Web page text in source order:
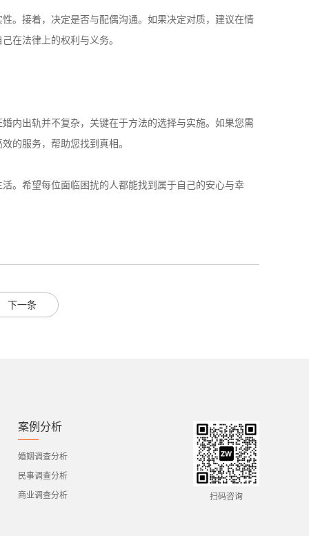
。接着，决定是否与配偶沟通。如果决定对质，建议在情
在法律上的权利与义务。
内出轨并不复杂，关键在于方法的选择与实施。如果您需
的服务，帮助您找到真相。
。希望每位面临困扰的人都能找到属于自己的安心与幸
下一条
案例分析
婚姻调查分析
民事调查分析
商业调查分析
扫码咨询